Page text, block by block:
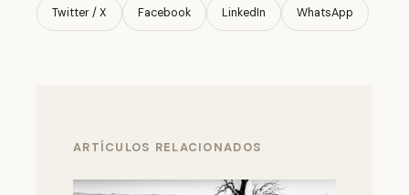
Twitter / X Facebook LinkedIn WhatsApp
ARTÍCULOS RELACIONADOS